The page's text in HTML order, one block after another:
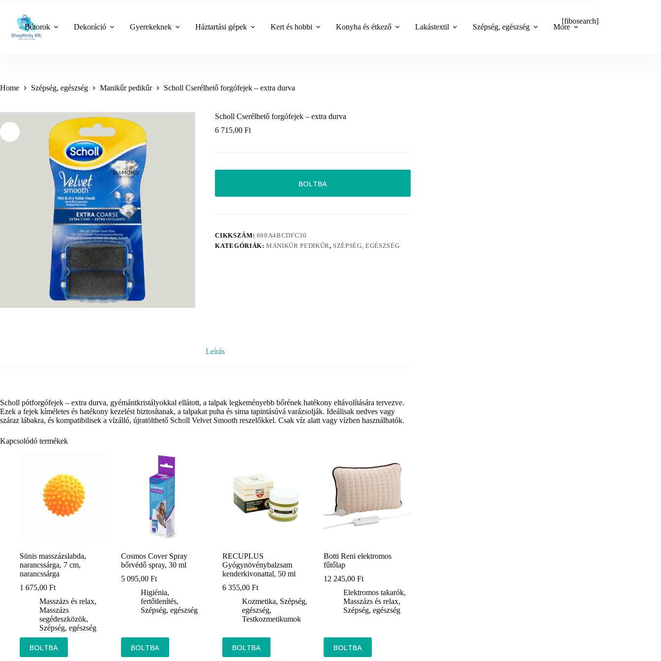
content
Bútorok Dekoráció Gyerekeknek Háztartási gépek Kert és hobbi Konyha és étkező Lakástextil Szépség, egészség More
[fibosearch]
Home Szépség, egészség Manikűr pedikűr Scholl Cserélhető forgófejek – extra durva
Scholl Cserélhető forgófejek – extra durva
6 715,00Ft
BOLTBA
CIKKSZÁM: 698A4BCDFC30
KATEGÓRIÁK:MANIKŰR PEDIKŰR, SZÉPSÉG, EGÉSZSÉG
Leírás
Scholl pótforgófejek – extra durva, gyémántkristályokkal ellátott, a talpak legkeményebb bőrének hatékony eltávolítására tervezve.
Ezek a fejek kíméletes és hatékony kezelést biztosítanak, a talpakat puha és sima tapintásúvá varázsolják. Ideálisak nedves vagy
száraz lábakra, és kompatibilisek a vízálló, újratölthető Scholl Velvet Smooth reszelőkkel. Csak víz alatt vagy vízben használhatók.
Kapcsolódó termékek
Sünis masszázslabda,
narancssárga, 7 cm,
narancssárga
1 675,00 Ft
Masszázs és relax,
Masszázs
segédeszközök,
Szépség, egészség
BOLTBA
Cosmos Cover Spray
bőrvédő spray, 30 ml
5 095,00Ft
Higiénia,
fertőtlenítés,
Szépség, egészség
BOLTBA
RECUPLUS
Gyógynövénybalzsam
kenderkivonattal, 50 ml
6 355,00Ft
Kozmetika, Szépség,
egészség,
Testkozmetikumok
BOLTBA
Botti Reni elektromos
fűtőlap
12 245,00Ft
Elektromos takarók,
Masszázs és relax,
Szépség, egészség
BOLTBA